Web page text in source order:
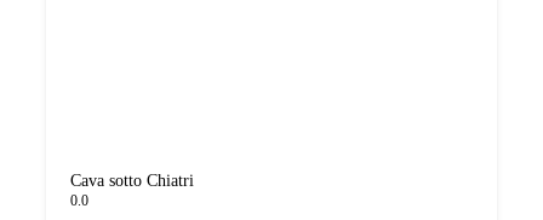
Cava sotto Chiatri
0.0